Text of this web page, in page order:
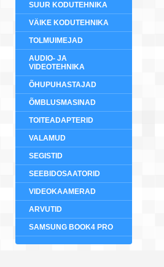
SUUR KODUTEHNIKA
VÄIKE KODUTEHNIKA
TOLMUIMEJAD
AUDIO- JA
VIDEOTEHNIKA
ÕHUPUHASTAJAD
ÕMBLUSMASINAD
TOITEADAPTERID
VALAMUD
SEGISTID
SEEBIDOSAATORID
VIDEOKAAMERAD
ARVUTID
SAMSUNG BOOK4 PRO